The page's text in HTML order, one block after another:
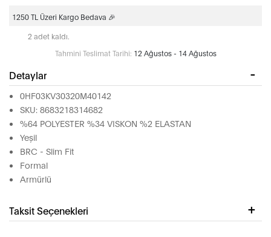
1250 TL Üzeri Kargo Bedava 🎉
2 adet kaldı.
Tahmini Teslimat Tarihi: 12 Ağustos - 14 Ağustos
Detaylar
0HF03KV30320M40142
SKU: 8683218314682
%64 POLYESTER %34 VISKON %2 ELASTAN
Yeşil
BRC - Slim Fit
Formal
Armürlü
Taksit Seçenekleri